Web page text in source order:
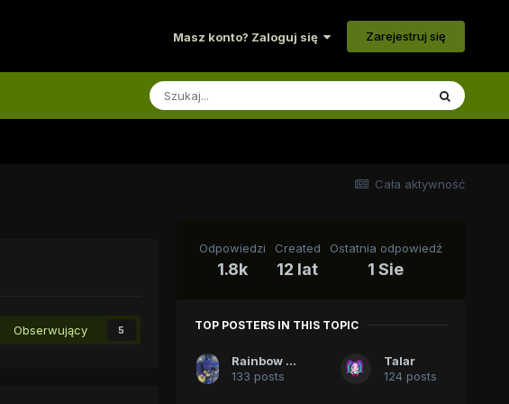
Masz konto? Zaloguj się Zarejestruj się
Cała aktywność
Obserwujący 5
Odpowiedzi
1.8k
Created
12 lat
Ostatnia odpowiedź
1 Sie
TOP POSTERS IN THIS TOPIC
Rainbow Guitar
133 posts
Talar
124 posts